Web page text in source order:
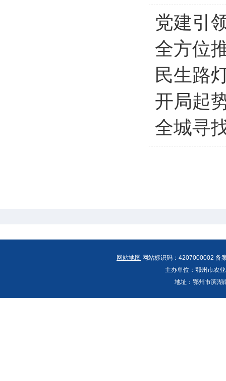
党建引
全方位
民生路
开局起
全城寻
网站地图 网站标识码：4207000002
主办单位：鄂州市农
地址：鄂州市滨湖